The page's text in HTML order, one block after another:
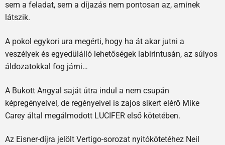
sem a feladat, sem a díjazás nem pontosan az, aminek
látszik.
A pokol egykori ura megérti, hogy ha át akar jutni a
veszélyek és egyedülálló lehetőségek labirintusán, az súlyos
áldozatokkal fog járni…
A Bukott Angyal saját útra indul a nem csupán
képregényeivel, de regényeivel is zajos sikert elérő Mike
Carey által megálmodott LUCIFER első kötetében.
Az Eisner-díjra jelölt Vertigo-sorozat nyitókötetéhez Neil